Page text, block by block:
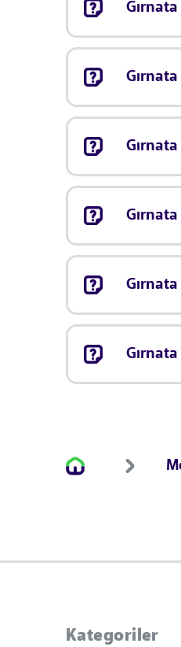
Kategoriler